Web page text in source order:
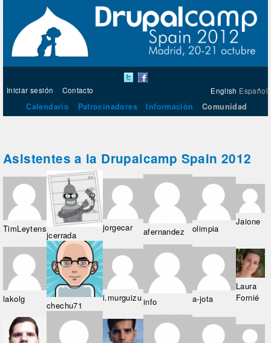
English Español
Iniciar sesión Contacto
Calendario Patrocinadores Información Comunidad
Asistentes a la Drupalcamp Spain 2012
TimLeytens
jcerrada
jorgecar afernandez olimpia
Jaione
lakolg
chechu71
i.murguizuinfo a-jota
Laura
Fornié